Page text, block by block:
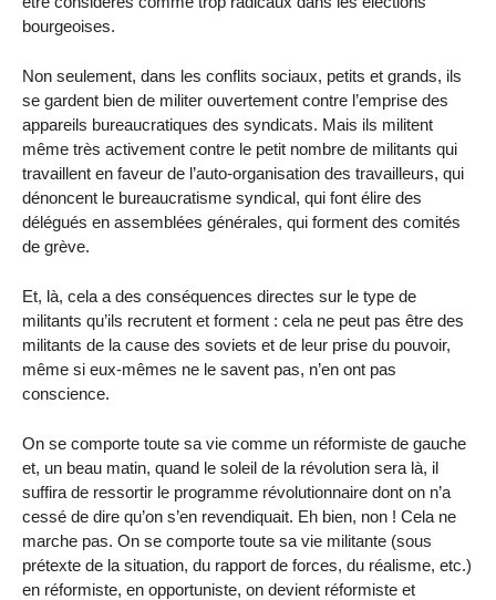
bourgeoises.
Non seulement, dans les conflits sociaux, petits et grands, ils
se gardent bien de militer ouvertement contre l’emprise des
appareils bureaucratiques des syndicats. Mais ils militent
même très activement contre le petit nombre de militants qui
travaillent en faveur de l’auto-organisation des travailleurs, qui
dénoncent le bureaucratisme syndical, qui font élire des
délégués en assemblées générales, qui forment des comités
de grève.
Et, là, cela a des conséquences directes sur le type de
militants qu’ils recrutent et forment : cela ne peut pas être des
militants de la cause des soviets et de leur prise du pouvoir,
même si eux-mêmes ne le savent pas, n’en ont pas
conscience.
On se comporte toute sa vie comme un réformiste de gauche
et, un beau matin, quand le soleil de la révolution sera là, il
suffira de ressortir le programme révolutionnaire dont on n’a
cessé de dire qu’on s’en revendiquait. Eh bien, non ! Cela ne
marche pas. On se comporte toute sa vie militante (sous
prétexte de la situation, du rapport de forces, du réalisme, etc.)
en réformiste, en opportuniste, on devient réformiste et